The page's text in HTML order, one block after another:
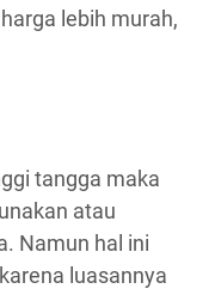
lebih murah,
tangga maka
atau
Namun hal ini
luasannya